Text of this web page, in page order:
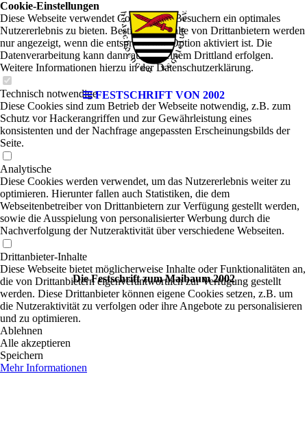
FESTSCHRIFT VON 2002
Die Festschrift zum Maibaum 2002
Cookie-Einstellungen
Diese Webseite verwendet Cookies, um Besuchern ein optimales
Nutzererlebnis zu bieten. Bestimmte Inhalte von Drittanbietern werden
nur angezeigt, wenn die entsprechende Option aktiviert ist. Die
Datenverarbeitung kann dann auch in einem Drittland erfolgen.
Weitere Informationen hierzu in der Datenschutzerklärung.
Technisch notwendige
Diese Cookies sind zum Betrieb der Webseite notwendig, z.B. zum
Schutz vor Hackerangriffen und zur Gewährleistung eines
konsistenten und der Nachfrage angepassten Erscheinungsbilds der
Seite.
Analytische
Diese Cookies werden verwendet, um das Nutzererlebnis weiter zu
optimieren. Hierunter fallen auch Statistiken, die dem
Webseitenbetreiber von Drittanbietern zur Verfügung gestellt werden,
sowie die Ausspielung von personalisierter Werbung durch die
Nachverfolgung der Nutzeraktivität über verschiedene Webseiten.
Drittanbieter-Inhalte
Diese Webseite bietet möglicherweise Inhalte oder Funktionalitäten an,
die von Drittanbietern eigenverantwortlich zur Verfügung gestellt
werden. Diese Drittanbieter können eigene Cookies setzen, z.B. um
die Nutzeraktivität zu verfolgen oder ihre Angebote zu personalisieren
und zu optimieren.
Ablehnen
Alle akzeptieren
Speichern
Mehr Informationen